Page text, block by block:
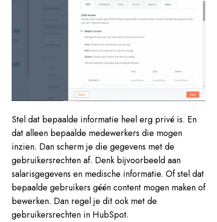
Stel dat bepaalde informatie heel erg privé is. En
dat alleen bepaalde medewerkers die mogen
inzien. Dan scherm je die gegevens met de
gebruikersrechten af. Denk bijvoorbeeld aan
salarisgegevens en medische informatie. Of stel dat
bepaalde gebruikers géén content mogen maken of
bewerken. Dan regel je dit ook met de
gebruikersrechten in HubSpot.